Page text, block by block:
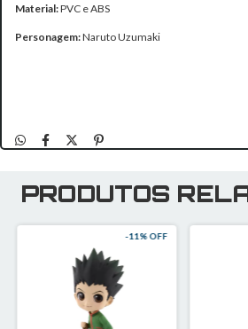
Material:PVC e ABS
Personagem:Naruto Uzumaki
PRODUTOS
-11% OFF